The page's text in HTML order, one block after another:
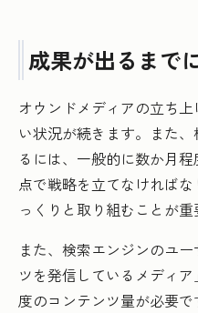
成果が出るまで
オウンドメディアの立ち
い状況が続きます。また
るには、一般的に数か月
点で戦略を立てなければ
っくりと取り組むことが重
また、検索エンジンのユ
ツを発信しているメディ
度のコンテンツ量が必要で